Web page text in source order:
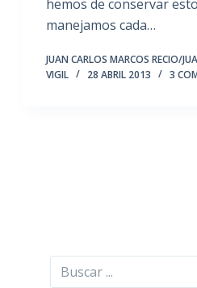
hemos de conservar
manejamos cada…
JUAN CARLOS MARCOS RECIO/
VIGIL
28 ABRIL 2013 3
Buscar